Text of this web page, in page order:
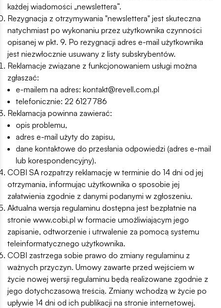
każdej wiadomości „newslettera”.
Rezygnacja z otrzymywania "newslettera" jest skuteczna
natychmiast po wykonaniu przez użytkownika czynności
opisanej w pkt. 9. Po rezygnacji adres e-mail użytkownika
jest niezwłocznie usuwany z listy subskrybentów.
Reklamacje związane z funkcjonowaniem usługi można
zgłaszać:
e-mailem na adres: kontakt@revell.com.pl
telefonicznie: 22 6127786
Reklamacja powinna zawierać:
opis problemu,
adres e-mail użyty do zapisu,
dane kontaktowe do przesłania odpowiedzi (adres e-mail
lub korespondencyjny).
COBI SA rozpatrzy reklamację w terminie do 14 dni od jej
otrzymania, informując użytkownika o sposobie jej
załatwienia zgodnie z danymi podanymi w zgłoszeniu.
Aktualna wersja regulaminu dostępna jest bezpłatnie na
stronie www.cobi.pl w formacie umożliwiającym jego
zapisanie, odtworzenie i utrwalenie za pomocą systemu
teleinformatycznego użytkownika.
COBI zastrzega sobie prawo do zmiany regulaminu z
ważnych przyczyn. Umowy zawarte przed wejściem w
życie nowej wersji regulaminu będą realizowane zgodnie z
jego dotychczasową treścią. Zmiany wchodzą w życie po
upływie 14 dni od ich publikacji na stronie internetowej.